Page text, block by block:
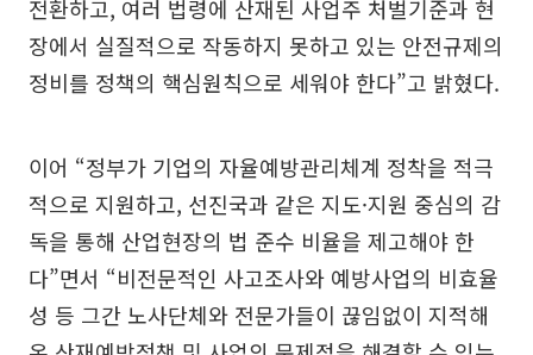
전환하고, 여러 법령에 산재된 사업주 처벌기준과 현
장에서 실질적으로 작동하지 못하고 있는 안전규제의
정비를 정책의 핵심원칙으로 세워야 한다”고 밝혔다.
이어 “정부가 기업의 자율예방관리체계 정착을 적극
적으로 지원하고, 선진국과 같은 지도·지원 중심의 감
독을 통해 산업현장의 법 준수 비율을 제고해야 한
다”면서 “비전문적인 사고조사와 예방사업의 비효율
성 등 그간 노사단체와 전문가들이 끊임없이 지적해